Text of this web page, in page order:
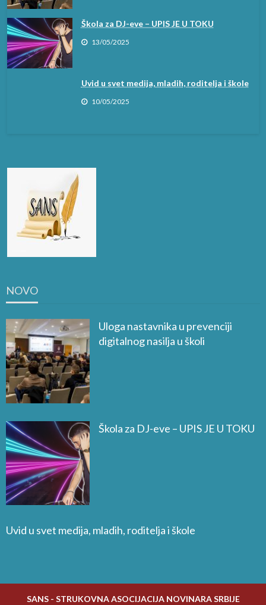
Škola za DJ-eve – UPIS JE U TOKU
13/05/2025
Uvid u svet medija, mladih, roditelja i škole
10/05/2025
NOVO
Uloga nastavnika u prevenciji
digitalnog nasilja u školi
Škola za DJ-eve – UPIS JE U TOKU
Uvid u svet medija, mladih, roditelja i škole
SANS - STRUKOVNA ASOCIJACIJA NOVINARA SRBIJE